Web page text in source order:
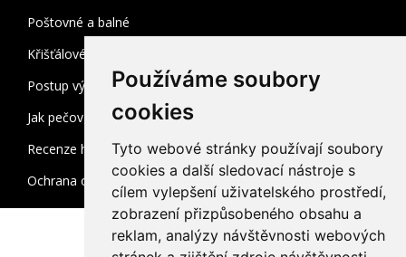
Používáme soubory
cookies
Tyto webové stránky používají soubory
cookies a další sledovací nástroje s
cílem vylepšení uživatelského prostředí,
zobrazení přizpůsobeného obsahu a
reklam, analýzy návštěvnosti webových
Poštovné a balné
Křišťálové sklo
Postup výroby
Jak pečovat o broušené sklo
Recenze heuréka
Ochrana osobních údajů